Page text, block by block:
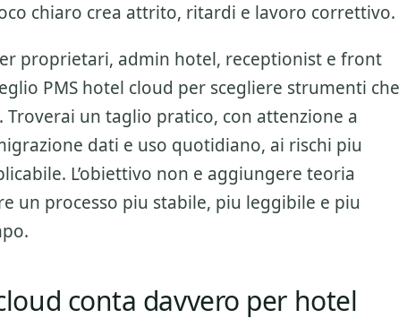
chiaro crea attrito, ritardi e lavoro correttivo.
proprietari, admin hotel, receptionist e front
PMS hotel cloud per scegliere strumenti che
un taglio pratico, con attenzione a
dati e uso quotidiano, ai rischi piu
L’obiettivo non e aggiungere teoria
un processo piu stabile, piu leggibile e piu
conta davvero per hotel